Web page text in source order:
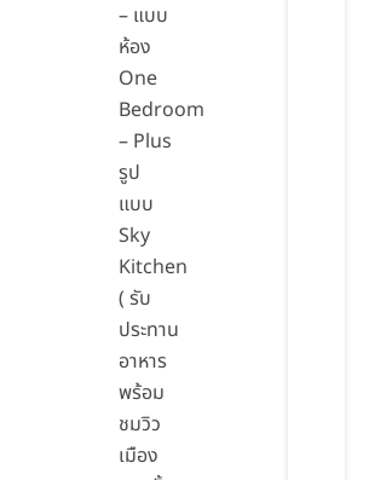
– แบบ
ห้อง
One
Bedroom
– Plus
รูป
แบบ
Sky
Kitchen
( รับ
ประทาน
อาหาร
พร้อม
ชมวิว
เมือง